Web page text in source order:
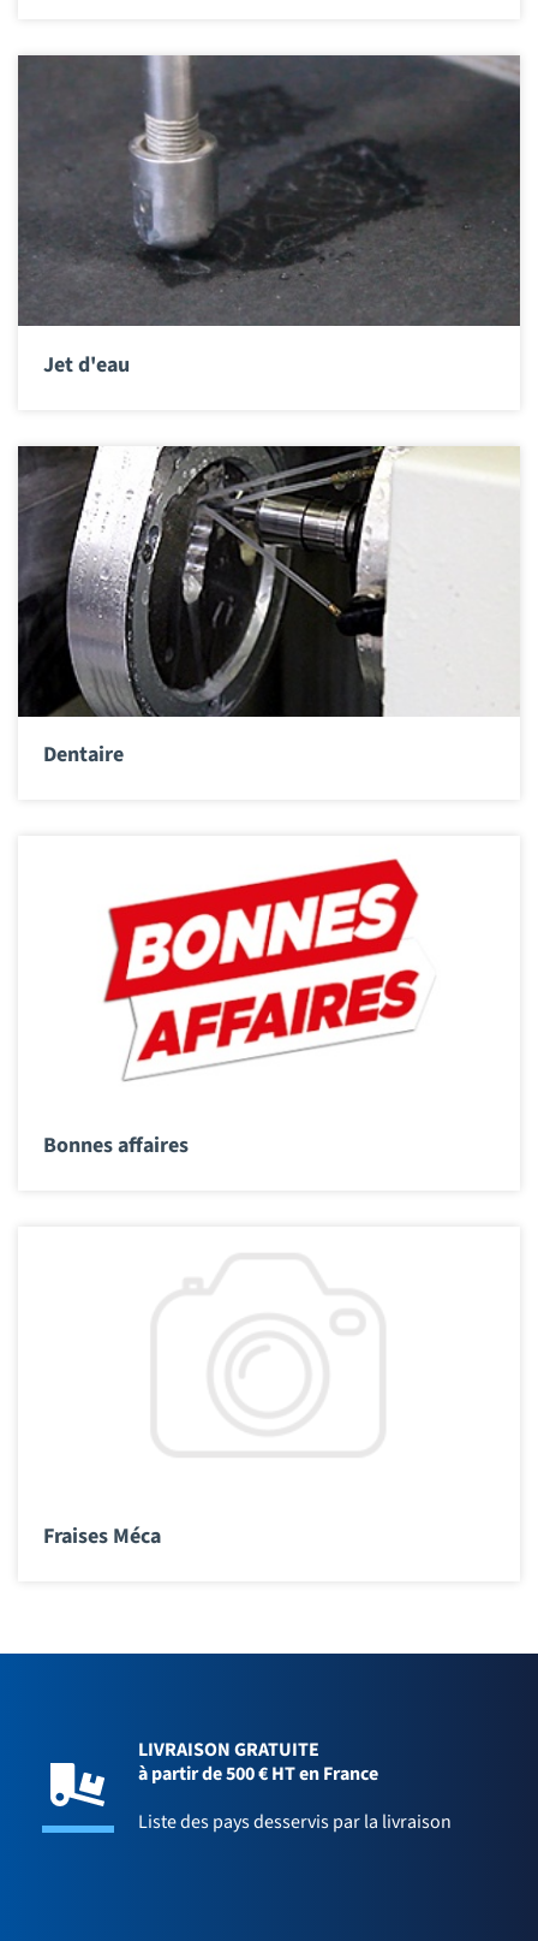
Jet d'eau
Dentaire
Bonnes affaires
Fraises Méca
LIVRAISON GRATUITE
à partir de 500 € HT en France
Liste des pays desservis par la livraison